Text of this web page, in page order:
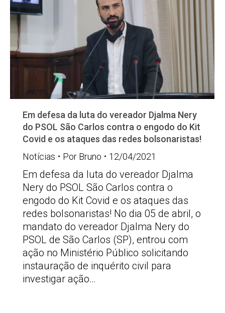
Em defesa da luta do vereador Djalma Nery
do PSOL São Carlos contra o engodo do Kit
Covid e os ataques das redes bolsonaristas!
Notícias
Por Bruno 12/04/2021
Em defesa da luta do vereador Djalma
Nery do PSOL São Carlos contra o
engodo do Kit Covid e os ataques das
redes bolsonaristas! No dia 05 de abril, o
mandato do vereador Djalma Nery do
PSOL de São Carlos (SP), entrou com
ação no Ministério Público solicitando
instauração de inquérito civil para
investigar ação…